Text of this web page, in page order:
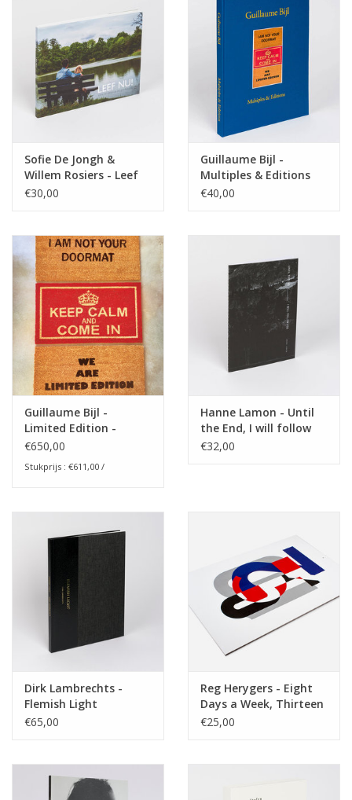
Sofie De Jongh &
Willem Rosiers - Leef
nu!
€30,00
Guillaume Bijl -
Multiples & Editions
€40,00
Guillaume Bijl -
Limited Edition -
Composition Trouvée
€650,00
Stukprijs : €611,00 /
Hanne Lamon - Until
the End, I will follow
you
€32,00
Dirk Lambrechts -
Flemish Light
€65,00
Reg Herygers - Eight
Days a Week, Thirteen
Months a Year
€25,00